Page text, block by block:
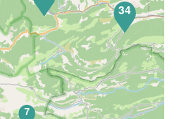
7
34